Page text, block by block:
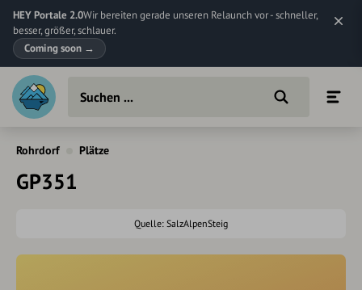
HEY Portale 2.0Wir bereiten gerade unseren Relaunch vor - schneller,
besser, größer, schlauer.
Coming soon →
Rohrdorf Plätze
GP351
Quelle: SalzAlpenSteig